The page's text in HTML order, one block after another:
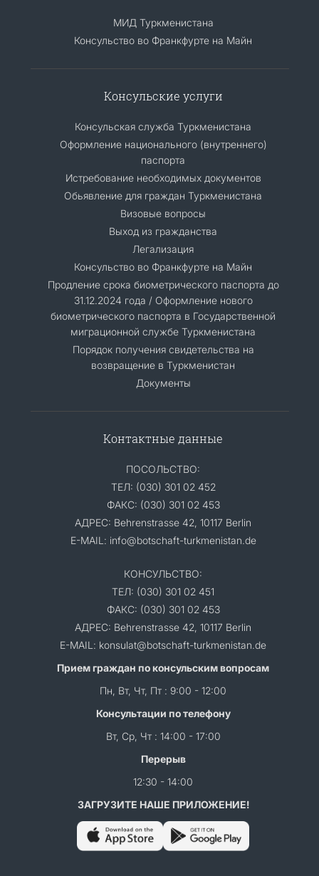
МИД Туркменистана
Консульство во Франкфурте на Майн
Консульские услуги
Консульская служба Туркменистана
Оформление национального (внутреннего)
паспорта
Истребование необходимых документов
Обьявление для граждан Туркменистана
Визовые вопросы
Выход из гражданства
Легализация
Консульство во Франкфурте на Майн
Продление срока биометрического паспорта до
31.12.2024 года / Оформление нового
биометрического паспорта в Государственной
миграционной службе Туркменистана
Порядок получения свидетельства на
возвращение в Туркменистан
Документы
Контактные данные
ПОСОЛЬСТВО:
ТЕЛ: (030) 301 02 452
ФАКС: (030) 301 02 453
АДРЕС: Behrenstrasse 42, 10117 Berlin
E-MAIL: info@botschaft-turkmenistan.de
КОНСУЛЬСТВО:
ТЕЛ: (030) 301 02 451
ФАКС: (030) 301 02 453
АДРЕС: Behrenstrasse 42, 10117 Berlin
E-MAIL: konsulat@botschaft-turkmenistan.de
Прием граждан по консульским вопросам
Пн, Вт, Чт, Пт : 9:00 - 12:00
Консультации по телефону
Вт, Ср, Чт : 14:00 - 17:00
Перерыв
12:30 - 14:00
ЗАГРУЗИТЕ НАШЕ ПРИЛОЖЕНИЕ!